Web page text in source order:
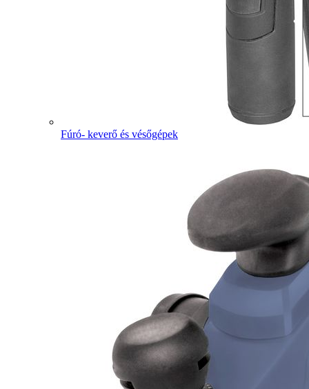
Fúró- keverő és vésőgépek